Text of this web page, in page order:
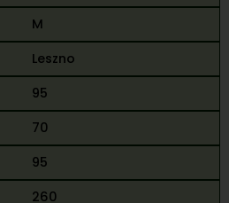
M
Leszno
95
70
95
260